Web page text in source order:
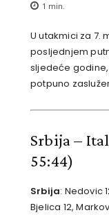
1 min.
U utakmici za 7.
posljednjem
sljedeće
potpuno
Srbija –
55:44)
Srbija: Nedovic
Bjelica 12,